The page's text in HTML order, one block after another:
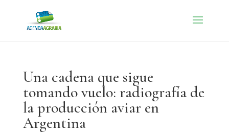
Una cadena que sigue
tomando vuelo: radiografía de
la producción aviar en
Argentina